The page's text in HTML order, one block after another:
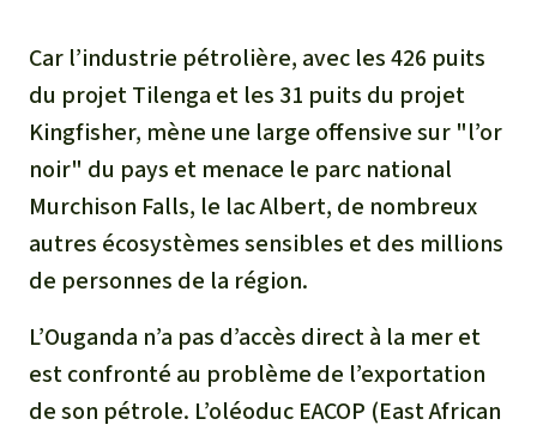
Car l’industrie pétrolière, avec les 426 puits
du projet Tilenga et les 31 puits du projet
Kingfisher, mène une large offensive sur "l’or
noir" du pays et menace le parc national
Murchison Falls, le lac Albert, de nombreux
autres écosystèmes sensibles et des millions
de personnes de la région.
L’Ouganda n’a pas d’accès direct à la mer et
est confronté au problème de l’exportation
de son pétrole. L’oléoduc EACOP (East African